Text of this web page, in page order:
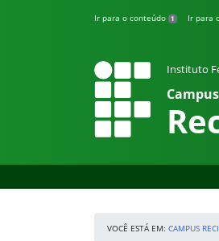
Ir para o conteúdo 1 Ir para
Instituto
Campus
VOCÊ ESTÁ EM: CAMPUS